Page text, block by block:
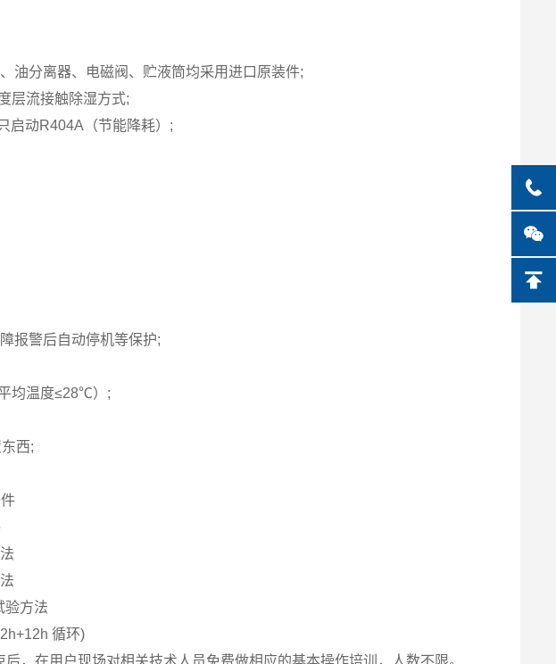
油分离器、电磁阀、贮液筒均采用进口原装件;
层流接触除湿方式;
启动R404A（节能降耗）;
报警后自动停机等保护;
均温度≤28℃）;
西;
件
方法
循环)
，在用户现场对相关技术人员免费做相应的基本操作培训，人数不限。